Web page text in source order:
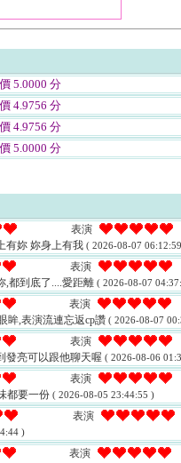
5.0000 分
4.9756 分
4.9756 分
5.0000 分
表演
有妳 妳身上有我 ( 2026-08-07
表演
,都到底了....愛距離 ( 2026-08-07
表演
眸,表演流連忘返cp讚 ( 2026-08-07
表演
發亮可以跟他聊天喔 ( 2026-08-06
表演
都要一份 ( 2026-08-05 23:44:55 )
表演
)
表演